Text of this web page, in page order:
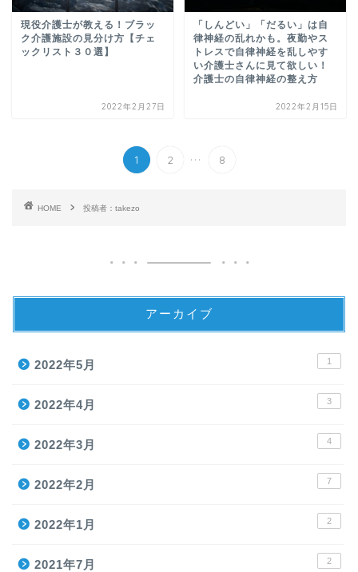
現役介護士が教える！ブラッ
ク介護施設の見分け方【チェ
ックリスト３０選】
2022年2月27日
「しんどい」「だるい」は自
律神経の乱れかも。夜勤やス
トレスで自律神経を乱しやす
い介護士さんに見て欲しい！
介護士の自律神経の整え方
2022年2月15日
1 2 ... 8
HOME 投稿者：takezo
アーカイブ
2022年5月 1
2022年4月 3
2022年3月 4
2022年2月 7
2022年1月 2
2021年7月 2